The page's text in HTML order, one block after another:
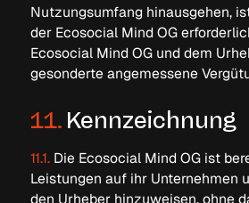
Nutzungsumfang hinausgehen,
der Ecosocial Mind OG
Ecosocial Mind OG und dem
gesonderte angemessene
11.Kennzeichnung
11.1.Die Ecosocial Mind OG ist
Leistungen auf ihr Unternehmen
den Urheber hinzuweisen, ohne